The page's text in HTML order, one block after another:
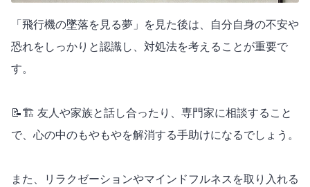
「飛行機の墜落を見る夢」を見た後は、自分自身の不安や
恐れをしっかりと認識し、対処法を考えることが重要で
す。
📝🏗️ 友人や家族と話し合ったり、専門家に相談すること
で、心の中のもやもやを解消する手助けになるでしょう。
また、リラクゼーションやマインドフルネスを取り入れる